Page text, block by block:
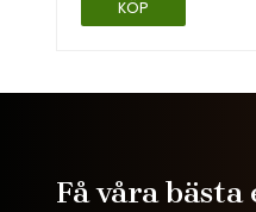
KÖP
Få våra